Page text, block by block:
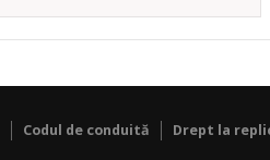
Codul de conduită Drept la